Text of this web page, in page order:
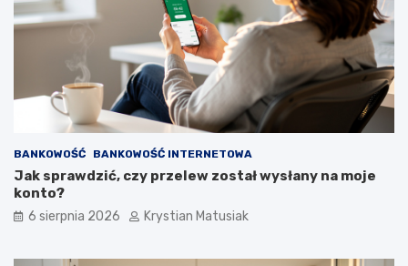
BANKOWOŚĆ BANKOWOŚĆ INTERNETOWA
Jak sprawdzić, czy przelew został wysłany na moje
konto?
6 sierpnia 2026 Krystian Matusiak